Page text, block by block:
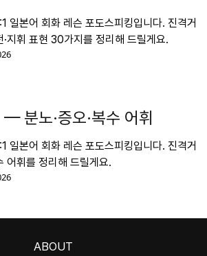
일본어 회화 레슨 포도스피킹입니다. 진격거
·지휘 표현 30가지를 정리해 드릴게요.
분노·증오·복수 어휘
일본어 회화 레슨 포도스피킹입니다. 진격거
어휘를 정리해 드릴게요.
ABOUT